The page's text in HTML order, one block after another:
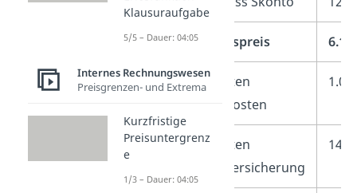
= Bareinkaufspreis
+
Bezugskosten
Transportkosten
+
Bezugskosten
Transportversicherung
140
Klausuraufgabe
5/5 – Dauer: 04:05
Internes Rechnungswesen
Preisgrenzen- und Extrema
Kurzfristige
Preisuntergrenz
e
1/3 – Dauer: 04:05